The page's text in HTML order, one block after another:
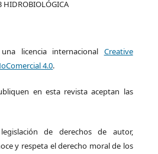
licencia internacional Creative
4.0.
en esta revista aceptan las
de derechos de autor,
y respeta el derecho moral de los